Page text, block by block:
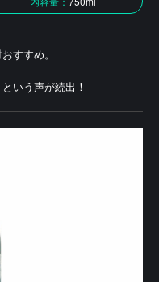
すすめ。
いう声が続出！